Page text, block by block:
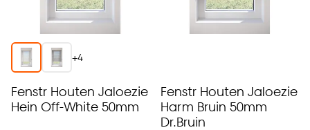
+4
Fenstr Houten Jaloezie
Hein Off-White 50mm
Fenstr Houten Jaloezie
Harm Bruin 50mm
Dr.Bruin